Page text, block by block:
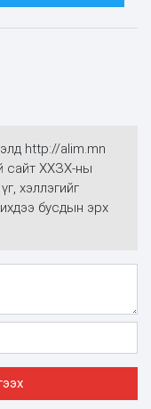
http://alim.mn
сайт ХХЗХ-ны
хэллэгийг
бусдын эрх